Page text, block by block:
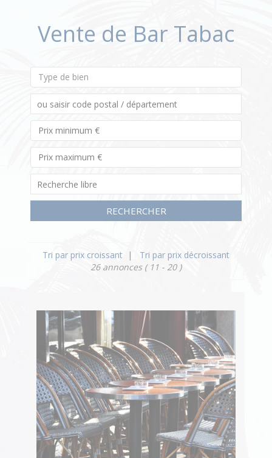
Vente de Bar Tabac
Type de bien
RECHERCHER
Tri par prix croissant |
Tri par prix décroissant
26 annonces ( 11 - 20 )